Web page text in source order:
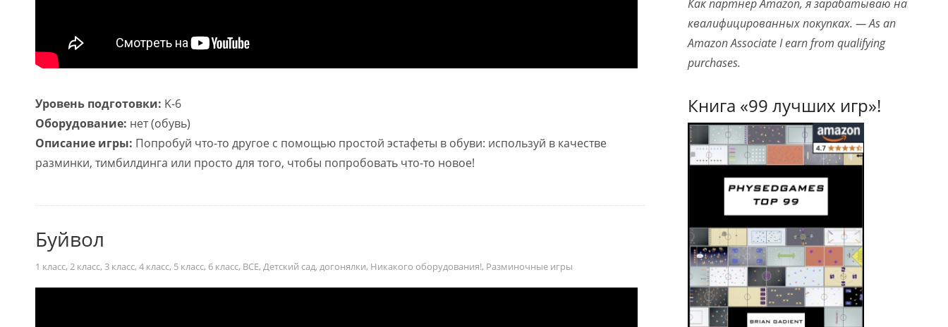
Уровень подготовки: K-6
Оборудование: нет (обувь)
Описание игры: Попробуй что-то другое с помощью простой эстафеты в обуви: используй в качестве
разминки, тимбилдинга или просто для того, чтобы попробовать что-то новое!
Буйвол
1 класс, 2 класс, 3 класс, 4 класс, 5 класс, 6 класс, ВСЕ, Детский сад, догонялки, Никакого оборудования!, Разминочные игры
Как партнер Amazon, я зарабатываю на
квалифицированных покупках. — As an
Amazon Associate I earn from qualifying
purchases.
Книга «99 лучших игр»!